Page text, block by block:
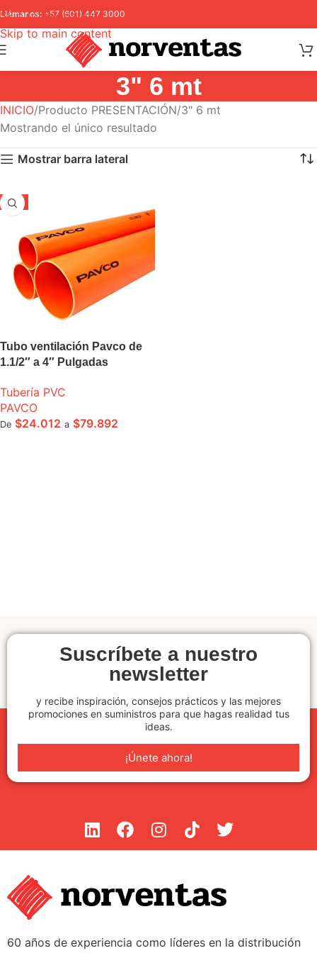
Skip to navigation
Skip to main content
Llámanos: +57 (601) 447 3000
3" 6 mt
INICIO Producto PRESENTACIÓN 3" 6 mt
Mostrando el único resultado
Mostrar barra lateral
-5%
Tubo ventilación Pavco de
1.1/2″ a 4″ Pulgadas
Tubería PVC
PAVCO
De $24.012 a $79.892
Suscríbete a nuestro
newsletter
y recibe inspiración, consejos prácticos y las mejores
promociones en suministros para que hagas realidad tus
ideas.
¡Únete ahora!
60 años de experiencia como líderes en la distribución